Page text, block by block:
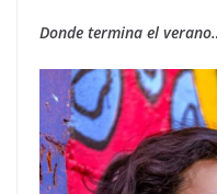
Donde termina el